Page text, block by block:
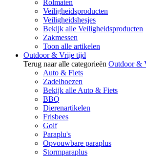
Rolmaten
Veiligheidsproducten
Veiligheidshesjes
Bekijk alle Veiligheidsproducten
Zakmessen
Toon alle artikelen
Outdoor & Vrije tijd
Terug naar alle categorieën Outdoor &
Auto & Fiets
Zadelhoezen
Bekijk alle Auto & Fiets
BBQ
Dierenartikelen
Frisbees
Golf
Paraplu's
Opvouwbare paraplus
Stormparaplus